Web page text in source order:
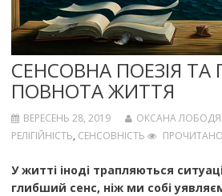
СЕНСОВНА ПОЕЗІЯ ТА
ПОВНОТА ЖИТТЯ
ВЕРЕСЕНЬ 28, 2019 ОКСАНА
РЕЛІГІЙНІСТЬ, СЕНСОВНІСТЬ
У житті іноді трапляються
глибший сенс, ніж ми собі